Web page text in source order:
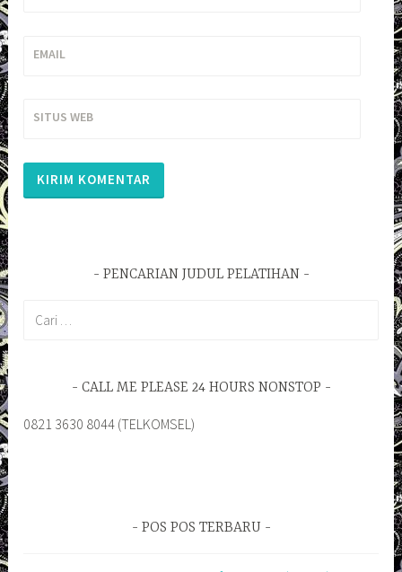
EMAIL
SITUS WEB
PENCARIAN JUDUL PELATIHAN
CALL ME PLEASE 24 HOURS NONSTOP
0821 3630 8044 (TELKOMSEL)
POS POS TERBARU